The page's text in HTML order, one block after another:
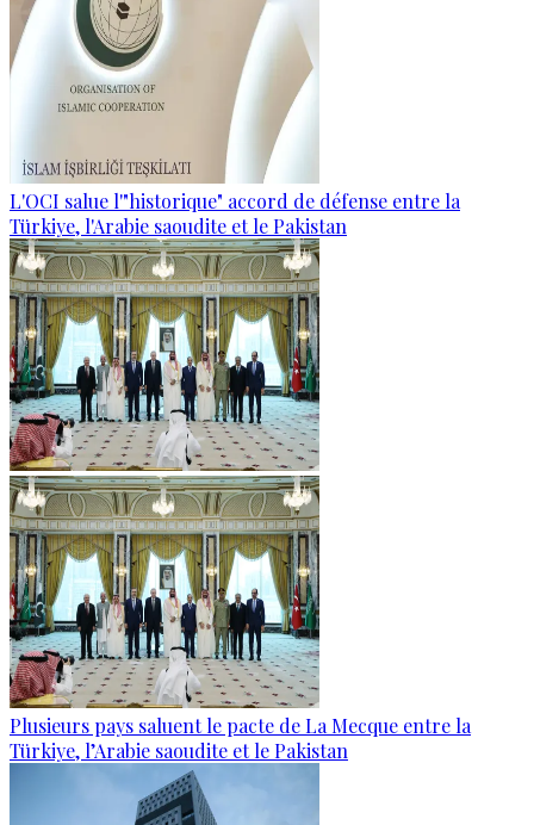
L'OCI salue l'"historique" accord de défense entre la
Türkiye, l'Arabie saoudite et le Pakistan
Plusieurs pays saluent le pacte de La Mecque entre la
Türkiye, l’Arabie saoudite et le Pakistan